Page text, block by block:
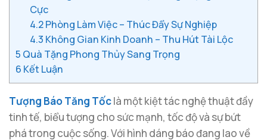
Cực
4.2Phòng Làm Việc – Thúc Đẩy Sự Nghiệp
4.3 Không Gian Kinh Doanh – Thu Hút Tài Lộc
5 Quà Tặng Phong Thủy Sang Trọng
6 Kết Luận
Tượng Báo Tăng Tốclà một kiệt tác nghệ thuật đầy
tinh tế, biểu tượng cho sức mạnh, tốc độ và sự bứt
phá trong cuộc sống. Với hình dáng báo đang lao về